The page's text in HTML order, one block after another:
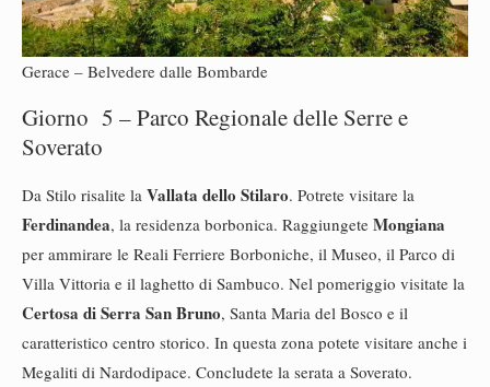
Gerace – Belvedere dalle Bombarde
Giorno 5 – Parco Regionale delle Serre e
Soverato
Da Stilo risalite la Vallata dello Stilaro. Potrete visitare la
Ferdinandea, la residenza borbonica. Raggiungete Mongiana
per ammirare le Reali Ferriere Borboniche, il Museo, il Parco di
Villa Vittoria e il laghetto di Sambuco. Nel pomeriggio visitate la
Certosa di Serra San Bruno, Santa Maria del Bosco e il
caratteristico centro storico. In questa zona potete visitare anche i
Megaliti di Nardodipace. Concludete la serata a Soverato.